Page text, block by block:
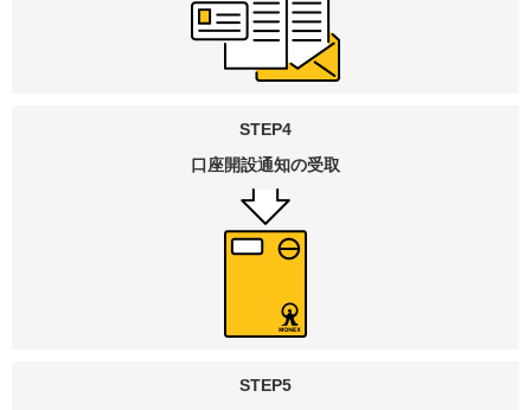
STEP4
口座開設通知の受取
STEP5